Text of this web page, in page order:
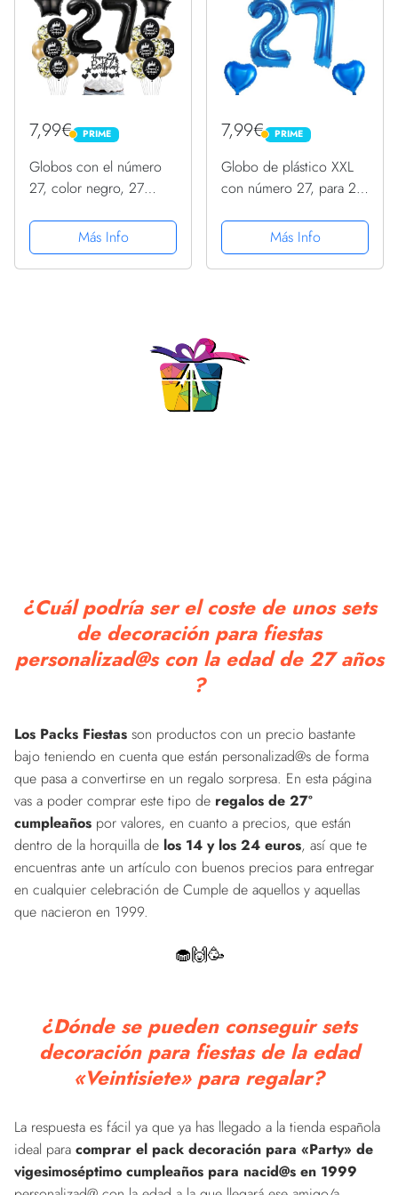
7,99€ PRIME
PRIME
Globos con el número
27, color negro, 27
para el 27 cumpleaños
de mujer, color negro y
dorado, globos 27 +
Más Info
7,99€ PRIME
PRIME
Globo de plástico XXL
con número 27, para 27
número 27, globos
azules con número 27,
globos con número 27,
Más Info
¿Cuál podría ser el coste de unos sets
de decoración para fiestas
personalizad@s con la edad de 27 años
?
Los Packs Fiestas son productos con un precio bastante
bajo teniendo en cuenta que están personalizad@s de forma
que pasa a convertirse en un regalo sorpresa. En esta página
vas a poder comprar este tipo de regalos de 27º
cumpleaños por valores, en cuanto a precios, que están
dentro de la horquilla de los 14 y los 24 euros, así que te
encuentras ante un artículo con buenos precios para entregar
en cualquier celebración de Cumple de aquellos y aquellas
que nacieron en 1999.
🧁🙌🥳
¿Dónde se pueden conseguir sets
decoración para fiestas de la edad
«Veintisiete» para regalar?
La respuesta es fácil ya que ya has llegado a la tienda española
ideal para comprar el pack decoración para «Party» de
vigesimoséptimo cumpleaños para nacid@s en 1999